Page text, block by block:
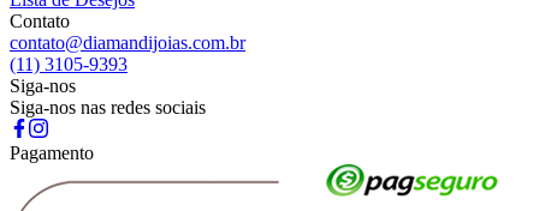
Contato
contato@diamandijoias.com.br
(11) 3105-9393
Siga-nos
Siga-nos nas redes sociais
Pagamento